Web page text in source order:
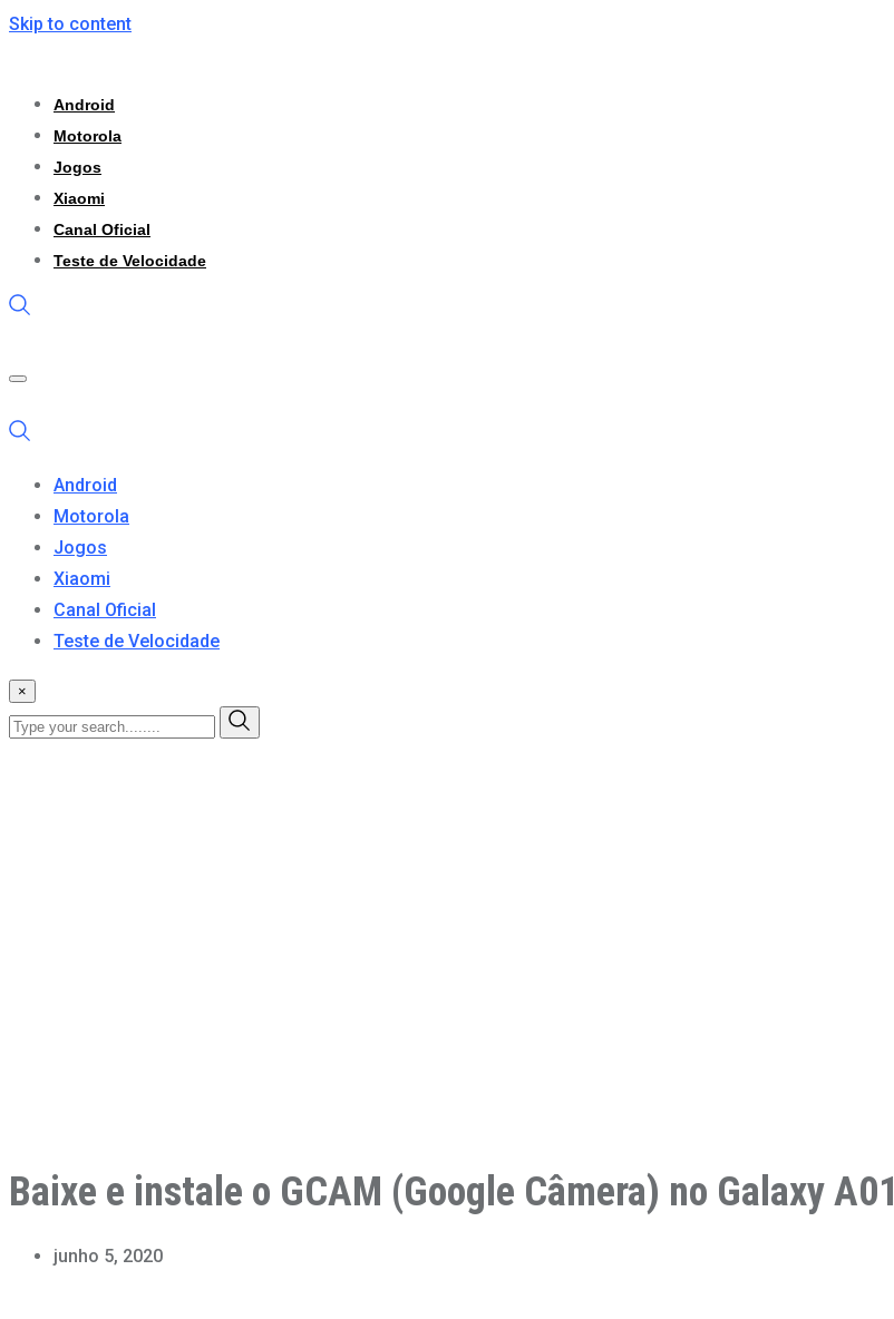
Skip to content
Android
Motorola
Jogos
Xiaomi
Canal Oficial
Teste de Velocidade
Android
Motorola
Jogos
Xiaomi
Canal Oficial
Teste de Velocidade
×
Baixe e instale o GCAM (Google Câmera) no Galaxy A01
junho 5, 2020